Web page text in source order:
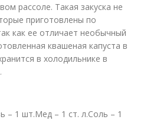
Банки на зиму
Зелень на зиму
рассоле. Такая закуска не
приготовлены по
как ее отличает необычный
квашеная капуста в
в холодильнике в
– 1 шт.Мед – 1 ст. л.Соль – 1